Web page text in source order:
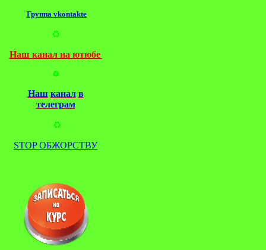
Группа vkontakte
♻️
Наш канал на ютюбе
♻️
Наш канал в
телеграм
♻️
STOP ОБЖОРСТВУ